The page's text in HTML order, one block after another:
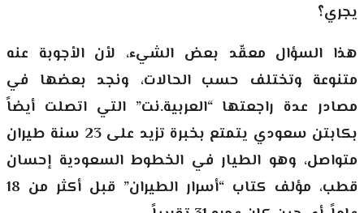
يجري؟
هذا السؤال معقّد بعض الشيء، لأن الأجوبة عنه
متنوعة وتختلف حسب الحالات، ونجد بعضها في
مصادر عدة راجعتها “العربية.نت” التي اتصلت أيضاً
بكابتن سعودي يتمتع بخبرة تزيد على 23 سنة طيران
متواصل، وهو الطيار في الخطوط السعودية إحسان
قطب، مؤلف كتاب “أسرار الطيران” قبل أكثر من 18